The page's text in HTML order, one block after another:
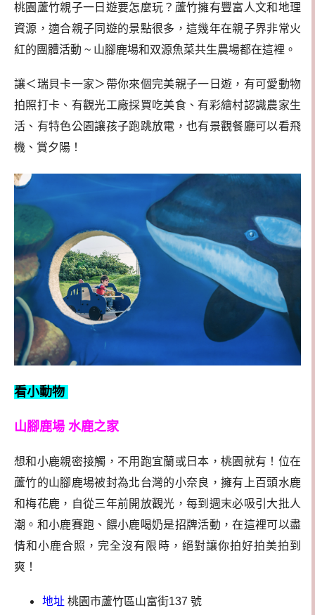
桃園蘆竹親子一日遊要怎麼玩？蘆竹擁有豐富人文和地理
資源，適合親子同遊的景點很多，這幾年在親子界非常火
紅的團體活動 ~ 山腳鹿場和双源魚菜共生農場都在這裡。
讓＜瑞貝卡一家＞帶你來個完美親子一日遊，有可愛動物
拍照打卡、有觀光工廠採買吃美食、有彩繪村認識農家生
活、有特色公園讓孩子跑跳放電，也有景觀餐廳可以看飛
機、賞夕陽！
看小動物
山腳鹿場 水鹿之家
想和小鹿親密接觸，不用跑宜蘭或日本，桃園就有！位在
蘆竹的山腳鹿場被封為北台灣的小奈良，擁有上百頭水鹿
和梅花鹿，自從三年前開放觀光，每到週末必吸引大批人
潮。和小鹿賽跑、餵小鹿喝奶是招牌活動，在這裡可以盡
情和小鹿合照，完全沒有限時，絕對讓你拍好拍美拍到
爽 ！
地址 桃園市蘆竹區山富街137 號